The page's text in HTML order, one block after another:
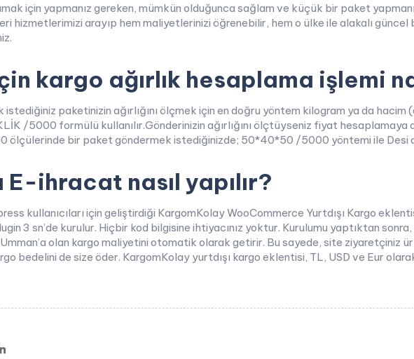
için yapmanız gereken, mümkün olduğunca sağlam ve küçük bir paket
hizmetlerimizi arayıp hem maliyetlerinizi öğrenebilir, hem o ülke ile alakalı güncel
kargo ağırlık hesaplama işlemi
istediğiniz paketinizin ağırlığını ölçmek için en doğru yöntem kilogram ya da
/5000 formülü kullanılır.Gönderinizin ağırlığını ölçtüyseniz fiyat hesaplamaya
ölçülerinde bir paket göndermek istediğinizde; 50*40*50 /5000 yöntemi ile Desi
E-ihracat nasıl yapılır?
kullanıcıları için geliştirdiği KargomKolay WooCommerce Yurtdışı Kargo
3 sn’de kurulur. Hiçbir kod bilgisine ihtiyacınız yoktur. Kurulumu yaptıktan
Umman’a olan kargo maliyetini otomatik olarak getirir. Bu sayede, site ziyaretçiniz
bedelini de size öder. KargomKolay yurtdışı kargo eklentisi, TL, USD ve Eur